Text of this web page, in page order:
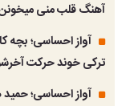
آهنگ قلب منی
آواز احساسی؛ بچه
ترکی خوند حرکت